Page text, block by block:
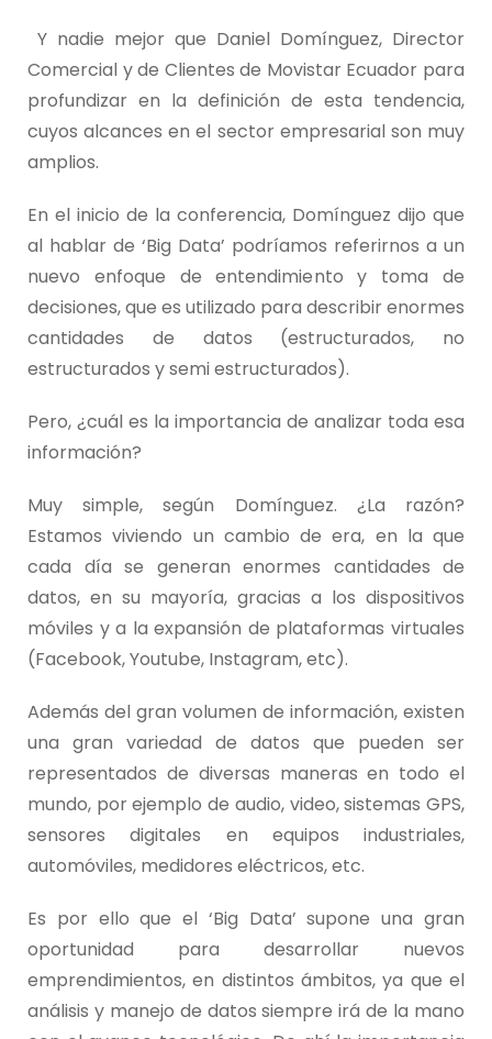
Y nadie mejor que Daniel Domínguez, Director
Comercial y de Clientes de Movistar Ecuador para
profundizar en la definición de esta tendencia,
cuyos alcances en el sector empresarial son muy
amplios.
En el inicio de la conferencia, Domínguez dijo que
al hablar de ‘Big Data’ podríamos referirnos a un
nuevo enfoque de entendimiento y toma de
decisiones, que es utilizado para describir enormes
cantidades de datos (estructurados, no
estructurados y semi estructurados).
Pero, ¿cuál es la importancia de analizar toda esa
información?
Muy simple, según Domínguez. ¿La razón?
Estamos viviendo un cambio de era, en la que
cada día se generan enormes cantidades de
datos, en su mayoría, gracias a los dispositivos
móviles y a la expansión de plataformas virtuales
(Facebook, Youtube, Instagram, etc).
Además del gran volumen de información, existen
una gran variedad de datos que pueden ser
representados de diversas maneras en todo el
mundo, por ejemplo de audio, video, sistemas GPS,
sensores digitales en equipos industriales,
automóviles, medidores eléctricos, etc.
Es por ello que el ‘Big Data’ supone una gran
oportunidad para desarrollar nuevos
emprendimientos, en distintos ámbitos, ya que el
análisis y manejo de datos siempre irá de la mano